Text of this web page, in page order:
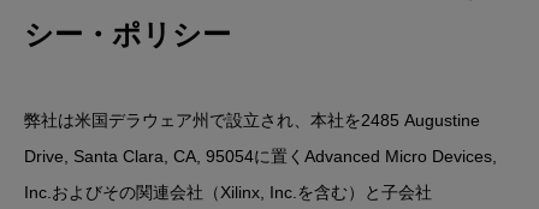
シー・ポリシー
弊社は米国デラウェア州で設立され、本社を2485 Augustine
Drive, Santa Clara, CA, 95054に置くAdvanced Micro Devices,
Inc.およびその関連会社（Xilinx, Inc.を含む）と子会社